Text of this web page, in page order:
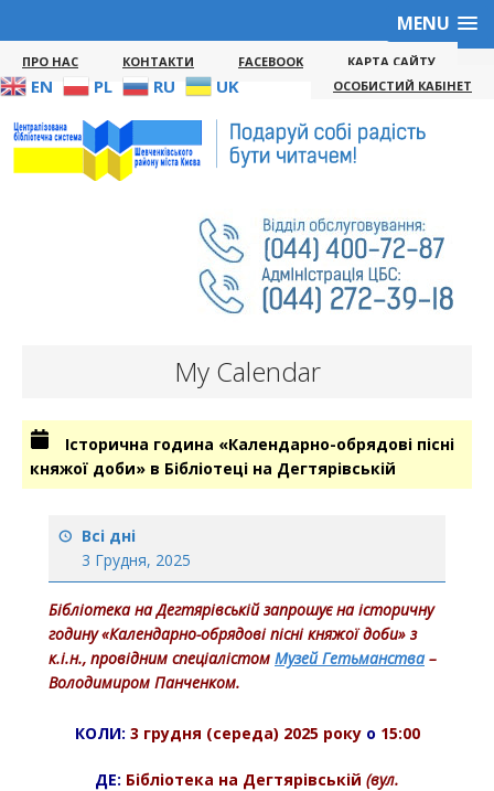
MENU
ПРО НАС КОНТАКТИ FACEBOOK КАРТА САЙТУ
EN PL RU UK ОСОБИСТИЙ КАБІНЕТ
My Calendar
Історична година «Календарно-обрядові пісні
княжої доби» в Бібліотеці на Дегтярівській
Всі дні
3 Грудня, 2025
Бібліотека на Дегтярівській запрошує на історичну
годину«Календарно-обрядові пісні княжої доби» з
к.і.н., провідним спеціалістом Музей Гетьманства –
Володимиром Панченком.
КОЛИ: 3 грудня (середа) 2025 рокуо 15:00
ДЕ: Бібліотека на Дегтярівській (вул.